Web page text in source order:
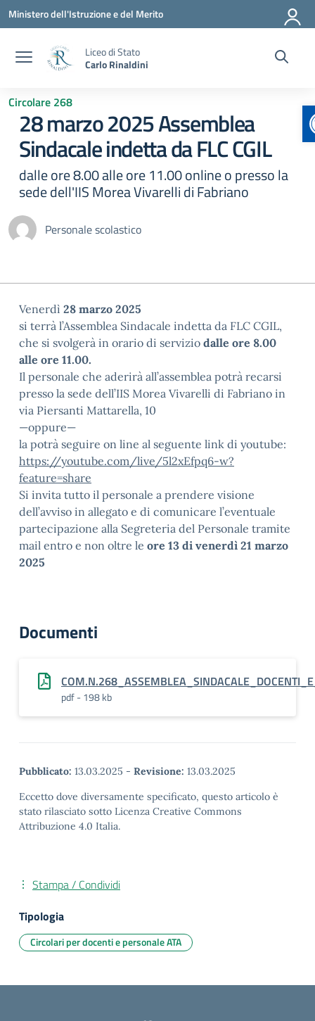
Vai ai contenuti
Vai al menu di navigazione
Vai al footer
Ministero dell'Istruzione e del Merito
Liceo di Stato
Carlo Rinaldini
Circolare 268
28 marzo 2025 Assemblea
Sindacale indetta da FLC CGIL
dalle ore 8.00 alle ore 11.00 online o presso la
sede dell'IIS Morea Vivarelli di Fabriano
Personale scolastico
Venerdì 28 marzo 2025
si terrà l’Assemblea Sindacale indetta da FLC CGIL,
che si svolgerà in orario di servizio dalle ore 8.00
alle ore 11.00.
Il personale che aderirà all’assemblea potrà recarsi
presso la sede dell’IIS Morea Vivarelli di Fabriano in
via Piersanti Mattarella, 10
—oppure—
la potrà seguire on line al seguente link di youtube:
https://youtube.com/live/5l2xEfpq6-w?
feature=share
Si invita tutto il personale a prendere visione
dell’avviso in allegato e di comunicare l’eventuale
partecipazione alla Segreteria del Personale tramite
mail entro e non oltre le ore 13 di venerdì 21 marzo
2025
Documenti
pdf - 198 kb
Pubblicato: 13.03.2025 - Revisione: 13.03.2025
Eccetto dove diversamente specificato, questo articolo è
stato rilasciato sotto Licenza Creative Commons
Attribuzione 4.0 Italia.
Stampa / Condividi
Tipologia
Circolari per docenti e personale ATA